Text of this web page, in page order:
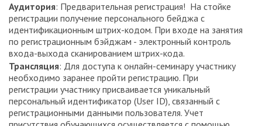
Аудитория: Предварительная регистрация! На стойке
регистрации получение персонального бейджа с
идентификационным штрих-кодом. При входе на занятия
по регистрационным бэйджам - электронный контроль
входа-выхода сканированием штрих-кода.
Трансляция: Для доступа к онлайн-семинару участнику
необходимо заранее пройти регистрацию. При
регистрации участнику присваивается уникальный
персональный идентификатор (User ID), связанный с
регистрационными данными пользователя. Учет